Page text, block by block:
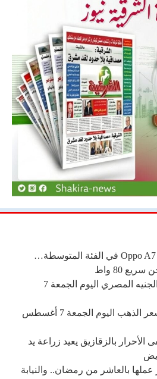
أوبو تطلق Oppo A7 Pro Max في الفئة المتوسطة…
80 واط
سعر الدولار مقابل الجنيه المصري اليوم الجمعة 7
مفاجأة جديدة في سعر الذهب اليوم الجمعة 7 أغسطس
بالزقازيق يعيد زراعة يد
بالعاشر من رمضان.. والنيابة